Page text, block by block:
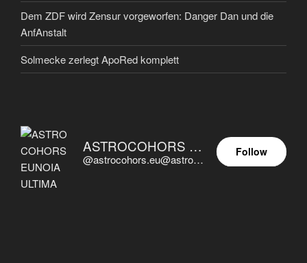
Dem ZDF wird Zensur vorgeworfen: Danger Dan und die
AnfAnstalt
Solmecke zerlegt ApoRed komplett
ASTROCOHORS EUNOIA ULTIMA
@astrocohors.eu@astrocohors.eu
Follow